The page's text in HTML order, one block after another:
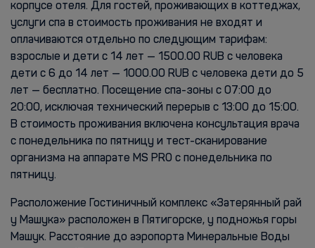
корпусе отеля. Для гостей, проживающих в коттеджах,
услуги спа в стоимость проживания не входят и
оплачиваются отдельно по следующим тарифам:
взрослые и дети с 14 лет — 1500.00 RUB с человека
дети с 6 до 14 лет — 1000.00 RUB с человека дети до 5
лет — бесплатно. Посещение спа-зоны с 07:00 до
20:00, исключая технический перерыв с 13:00 до 15:00.
В стоимость проживания включена консультация врача
с понедельника по пятницу и тест-сканирование
организма на аппарате MS PRO с понедельника по
пятницу.
Расположение Гостиничный комплекс «Затерянный рай
у Машука» расположен в Пятигорске, у подножья горы
Машук. Расстояние до аэропорта Минеральные Воды